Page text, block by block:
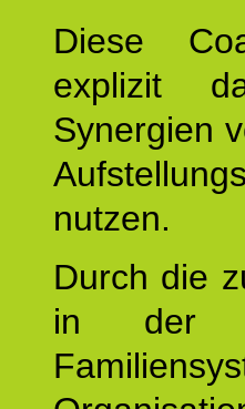
Diese
explizit
Synergien
nutzen.
Durch die
in der